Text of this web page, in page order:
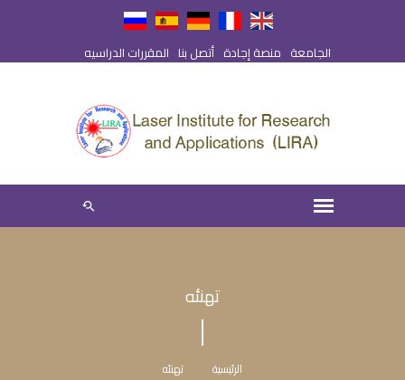
الجامعة منصة إجادة أتصل بنا المقررات الدراسيه
تهنئه
الرئيسية تهنئه